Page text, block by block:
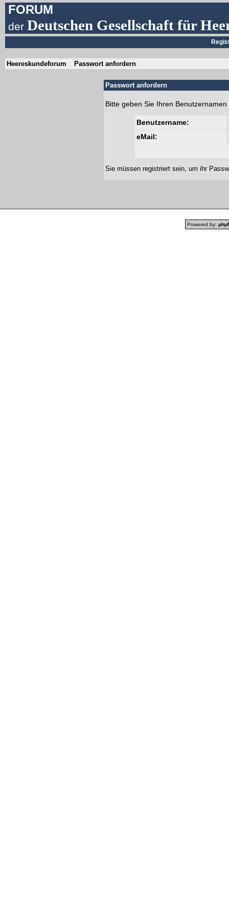
FORUM
derDeutschen Gesellschaft für
Heereskundeforum Passwort anfordern
Passwort anfordern
Bitte geben Sie Ihren
Benutzername:
eMail:
Sie müssenregistriert sein, um ihr
Powered by: